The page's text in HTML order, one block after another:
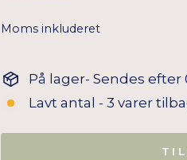
Moms inkluderet
På lager- Sendes efter
Lavt antal - 3 varer